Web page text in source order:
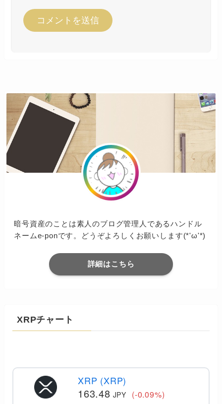
暗号資産のことは素人のブログ管理人であるハンドル
ネームe-ponです。どうぞよろしくお願いします(*'ω'*)
詳細はこちら
XRPチャート
XRP (XRP)
163.48 JPY (-0.09%)